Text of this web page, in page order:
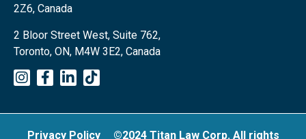
2Z6, Canada
2 Bloor Street West, Suite 762,
Toronto, ON, M4W 3E2, Canada
Privacy Policy
©2024 Titan Law Corp. All rights